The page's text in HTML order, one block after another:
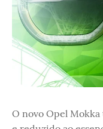
O novo Opel